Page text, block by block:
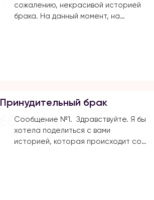
сожалению, некрасивой историей
брака. На данный момент, на
затем мы встречались почти 5 лет и
он мне сделал предложение. Мы […]
Принудительный брак
Сообщение №1. Здравствуйте. Я бы
хотела поделиться с вами
историей, которая происходит со